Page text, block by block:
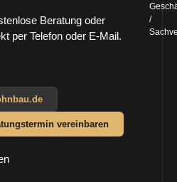
Beratung oder
per Telefon oder E-Mail.
vereinbaren
/